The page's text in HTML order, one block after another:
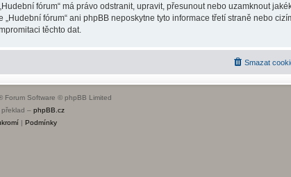
fórum“ má právo odstranit, upravit, přesunout nebo uzamknout
fórum“ ani phpBB neposkytne tyto informace třetí straně nebo
těchto dat.
Smazat
Forum Software © phpBB Limited
překlad – phpBB.cz
| Podmínky